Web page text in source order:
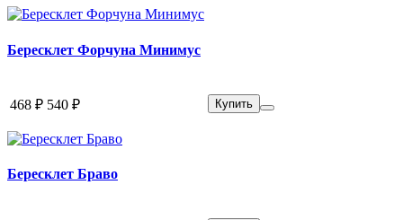
Бересклет Форчуна Минимус
468 ₽ 540 ₽ Купить
Бересклет Браво